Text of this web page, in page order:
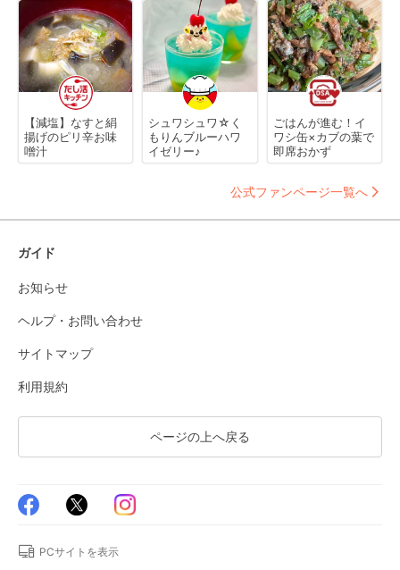
【減塩】なすと絹
揚げのピリ辛お味
噌汁
シュワシュワ☆く
もりんブルーハワ
イゼリー♪
ごはんが進む！イ
ワシ缶×カブの葉で
即席おかず
公式ファンページ一覧へ
ガイド
お知らせ
ヘルプ・お問い合わせ
サイトマップ
利用規約
ページの上へ戻る
PCサイトを表示